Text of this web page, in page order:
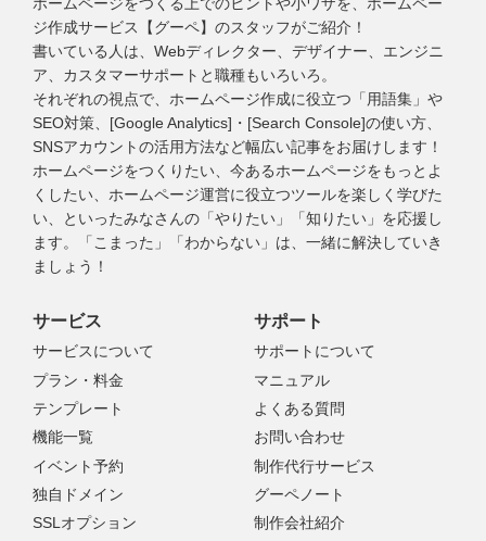
ジ作成サービス【グーペ】のスタッフがご紹介！
書いている人は、Webディレクター、デザイナー、エンジニ
ア、カスタマーサポートと職種もいろいろ。
それぞれの視点で、ホームページ作成に役立つ「用語集」や
SEO対策、[Google Analytics]・[Search Console]の使い方、
SNSアカウントの活用方法など幅広い記事をお届けします！
ホームページをつくりたい、今あるホームページをもっとよ
くしたい、ホームページ運営に役立つツールを楽しく学びた
い、といったみなさんの「やりたい」「知りたい」を応援し
ます。「こまった」「わからない」は、一緒に解決していき
ましょう！
サービス
サービスについて
プラン・料金
テンプレート
機能一覧
イベント予約
独自ドメイン
SSLオプション
サポート
サポートについて
マニュアル
よくある質問
お問い合わせ
制作代行サービス
グーペノート
制作会社紹介